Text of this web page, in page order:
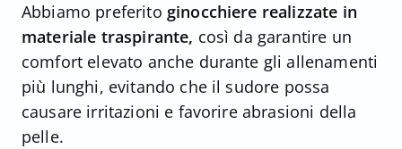
Abbiamo preferito ginocchiere realizzate in
materiale traspirante, così da garantire un
comfort elevato anche durante gli allenamenti
più lunghi, evitando che il sudore possa
causare irritazioni e favorire abrasioni della
pelle.